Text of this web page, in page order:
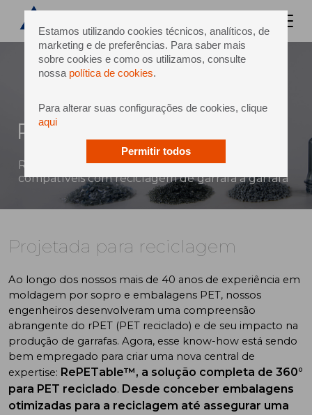
Estamos utilizando cookies técnicos, analíticos, de
marketing e de preferências. Para saber mais
sobre cookies e como os utilizamos, consulte
nossa política de cookies.
Para alterar suas configurações de cookies, clique
aqui
Permitir todos
Projetada para reciclagem
RePETable™ — para embalagens primárias
compatíveis com reciclagem de garrafa a garrafa
Projetada para reciclagem
Ao longo dos nossos mais de 40 anos de experiência em
moldagem por sopro e embalagens PET, nossos
engenheiros desenvolveram uma compreensão
abrangente do rPET (PET reciclado) e de seu impacto na
produção de garrafas. Agora, esse know-how está sendo
bem empregado para criar uma nova central de
expertise: RePETable™, a solução completa de 360°
para PET reciclado. Desde conceber embalagens
otimizadas para a reciclagem até assegurar uma